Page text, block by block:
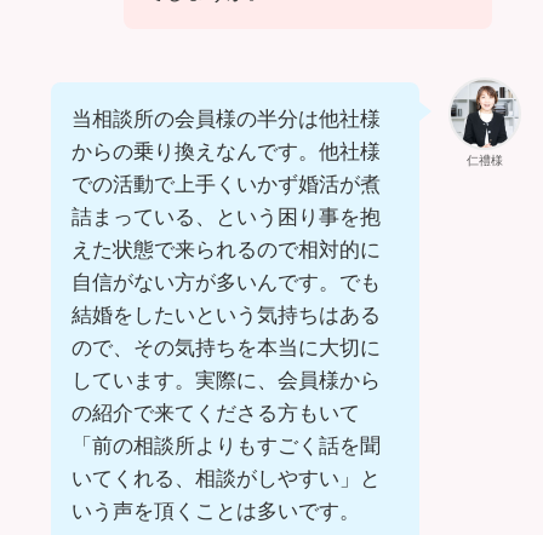
仁禮様
当相談所の会員様の半分は他社様
からの乗り換えなんです。他社様
での活動で上手くいかず婚活が煮
詰まっている、という困り事を抱
えた状態で来られるので相対的に
自信がない方が多いんです。でも
結婚をしたいという気持ちはある
ので、その気持ちを本当に大切に
しています。実際に、会員様から
の紹介で来てくださる方もいて
「前の相談所よりもすごく話を聞
いてくれる、相談がしやすい」と
いう声を頂くことは多いです。